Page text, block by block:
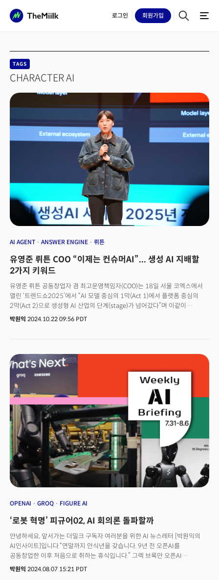
로그인 회원가입
TAGS
CHARACTER AI
AI AGENT ANSWER ENGINE 뤼튼
유영준 뤼튼 COO “이제는 컨슈머AI”... 생성 AI 지배할
2가지 키워드
유영준 뤼튼 공동창업자 겸 최고운영책임자(COO)는 18일 서울 코엑스에서
열린 ‘트렌드쇼2025’에서 “AI 모델 중심의 1막(Act 1)에서 플랫폼 중심의
2막(Act 2)으로 생성형 AI 산업의 단계(stage)가 넘어갔다”며 이같이
말했다. 오픈AI GPT-4, 구글 제미나이, 메타 라마 등 LLM(대규모 언어 모델)
프리 시리즈 B 투자 유치에 성공, AI 검색 및 다양한 캐릭터 기반 챗봇 등을
서비스하고 있다.
박원익 2024.10.22 09:56 PDT
OPENAI GROQ FIGURE AI
‘로봇 혁명’ 피규어02, AI 회의론 돌파할까
안녕하세요, 앞서가는 더밀크 구독자 여러분을 위한 AI 뉴스레터 [박원익의
AI인사이트]입니다.“연말까지 안식년을 갖습니다. 9년 전 오픈AI를
공동창업한 이후 처음으로 취하는 휴식입니다.” 그렉 브록만 오픈AI
공동창업자 겸 사장(president)은 5일(현지시각) X(옛 트위터)에 올린 글을
박원익 2024.08.07 15:21 PDT